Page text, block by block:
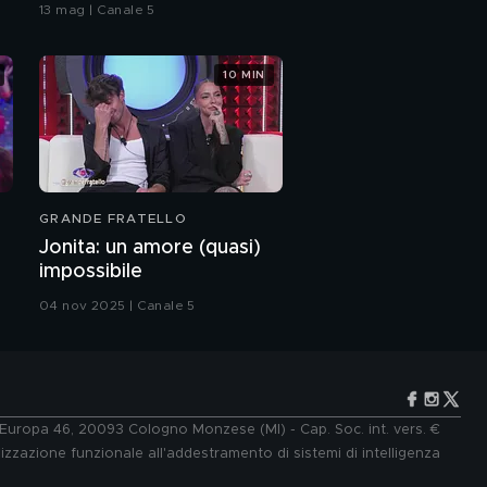
PROSSIMO VIDEO
Cristiano Malgioglio
come Monica Bellucci
Cristiano Malgioglio: un
ruolo con le penne!
"Notte perfetta"
13 mag | Canale 5
GRANDE FRATELLO
Jonita: un amore (quasi)
impossibile
04 nov 2025 | Canale 5
10 MIN
46, 20093 Cologno Monzese (MI) - Cap. Soc. int. vers. €
funzionale all'addestramento di sistemi di intelligenza